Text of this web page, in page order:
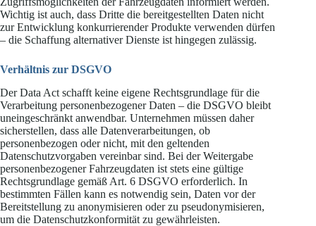
Wichtig ist auch, dass Dritte die bereitgestellten Daten nicht
zur Entwicklung konkurrierender Produkte verwenden dürfen
– die Schaffung alternativer Dienste ist hingegen zulässig.
Verhältnis zur DSGVO
Der Data Act schafft keine eigene Rechtsgrundlage für die
Verarbeitung personenbezogener Daten – die DSGVO bleibt
uneingeschränkt anwendbar. Unternehmen müssen daher
sicherstellen, dass alle Datenverarbeitungen, ob
personenbezogen oder nicht, mit den geltenden
Datenschutzvorgaben vereinbar sind. Bei der Weitergabe
personenbezogener Fahrzeugdaten ist stets eine gültige
Rechtsgrundlage gemäß Art. 6 DSGVO erforderlich. In
bestimmten Fällen kann es notwendig sein, Daten vor der
Bereitstellung zu anonymisieren oder zu pseudonymisieren,
um die Datenschutzkonformität zu gewährleisten.